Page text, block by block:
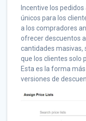
Incentive los
únicos para los
a los compradores
ofrecer descuentos
cantidades masivas,
que los clientes solo
Esta es la forma
versiones de